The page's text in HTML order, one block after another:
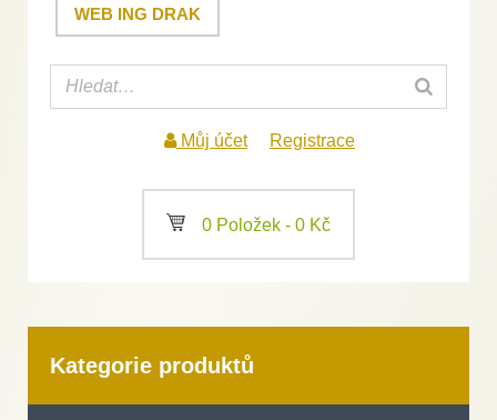
WEB ING DRAK
Můj účet Registrace
a 0 Položek - 0 Kč
Kategorie produktů